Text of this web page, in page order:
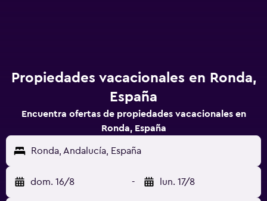
Propiedades vacacionales en Ronda,
España
Encuentra ofertas de propiedades vacacionales en
Ronda, España
Ronda, Andalucía, España
dom. 16/8 - lun. 17/8